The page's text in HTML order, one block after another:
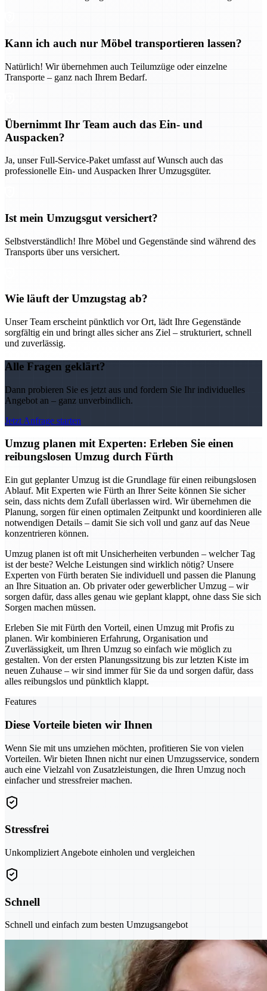
Kann ich auch nur Möbel transportieren lassen?
Natürlich! Wir übernehmen auch Teilumzüge oder einzelne
Transporte – ganz nach Ihrem Bedarf.
Übernimmt Ihr Team auch das Ein- und
Auspacken?
Ja, unser Full-Service-Paket umfasst auf Wunsch auch das
professionelle Ein- und Auspacken Ihrer Umzugsgüter.
Ist mein Umzugsgut versichert?
Selbstverständlich! Ihre Möbel und Gegenstände sind während des
Transports über uns versichert.
Wie läuft der Umzugstag ab?
Unser Team erscheint pünktlich vor Ort, lädt Ihre Gegenstände
sorgfältig ein und bringt alles sicher ans Ziel – strukturiert, schnell
und zuverlässig.
Alle Fragen geklärt?
Dann probieren Sie es jetzt aus und fordern Sie Ihr individuelles
Angebot an – ganz unverbindlich.
Jetzt Anfrage starten
Umzug planen mit Experten: Erleben Sie einen
reibungslosen Umzug durch Fürth
Ein gut geplanter Umzug ist die Grundlage für einen reibungslosen
Ablauf. Mit Experten wie Fürth an Ihrer Seite können Sie sicher
sein, dass nichts dem Zufall überlassen wird. Wir übernehmen die
Planung, sorgen für einen optimalen Zeitpunkt und koordinieren alle
notwendigen Details – damit Sie sich voll und ganz auf das Neue
konzentrieren können.
Umzug planen ist oft mit Unsicherheiten verbunden – welcher Tag
ist der beste? Welche Leistungen sind wirklich nötig? Unsere
Experten von Fürth beraten Sie individuell und passen die Planung
an Ihre Situation an. Ob privater oder gewerblicher Umzug – wir
sorgen dafür, dass alles genau wie geplant klappt, ohne dass Sie sich
Sorgen machen müssen.
Erleben Sie mit Fürth den Vorteil, einen Umzug mit Profis zu
planen. Wir kombinieren Erfahrung, Organisation und
Zuverlässigkeit, um Ihren Umzug so einfach wie möglich zu
gestalten. Von der ersten Planungssitzung bis zur letzten Kiste im
neuen Zuhause – wir sind immer für Sie da und sorgen dafür, dass
alles reibungslos und pünktlich klappt.
Features
Diese Vorteile bieten wir Ihnen
Wenn Sie mit uns umziehen möchten, profitieren Sie von vielen
Vorteilen. Wir bieten Ihnen nicht nur einen Umzugsservice, sondern
auch eine Vielzahl von Zusatzleistungen, die Ihren Umzug noch
einfacher und stressfreier machen.
Stressfrei
Unkompliziert Angebote einholen und vergleichen
Schnell
Schnell und einfach zum besten Umzugsangebot